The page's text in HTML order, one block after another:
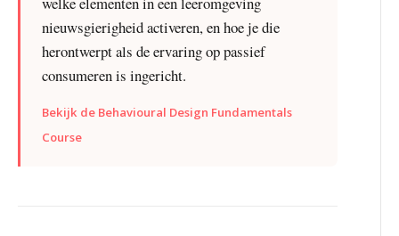
nieuwsgierigheid activeren, en hoe je die
herontwerpt als de ervaring op passief
consumeren is ingericht.
Bekijk de Behavioural Design Fundamentals
Course